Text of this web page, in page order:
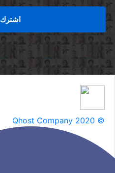
اشترك
Qhost Company 2020 ©